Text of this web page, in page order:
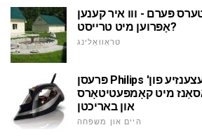
פּערם - ווו איר קענען
אָפּרוען מיט טרייסט?
טראַוואַלינג
פּרעסן Philips 'אַזור פּערפאָרמער: רעצענזיע פון
מיט קאָמפּעטיטאָרס
און באריכטן
היים און משפּחה